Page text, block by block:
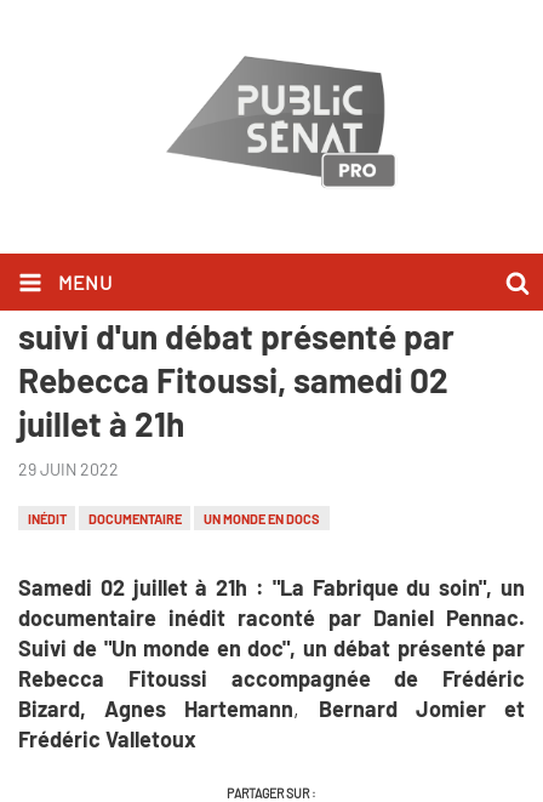
MENU
INÉDIT : "La Fabrique du soin",
suivi d'un débat présenté par
Rebecca Fitoussi, samedi 02
juillet à 21h
29 JUIN 2022
INÉDIT DOCUMENTAIRE UN MONDE EN DOCS
Samedi 02 juillet à 21h : "La Fabrique du soin", un
documentaire inédit raconté par Daniel Pennac.
Suivi de "Un monde en doc", un débat présenté par
Rebecca Fitoussi accompagnée de Frédéric
Bizard,Agnes Hartemann, Bernard Jomier et
Frédéric Valletoux
PARTAGER SUR :